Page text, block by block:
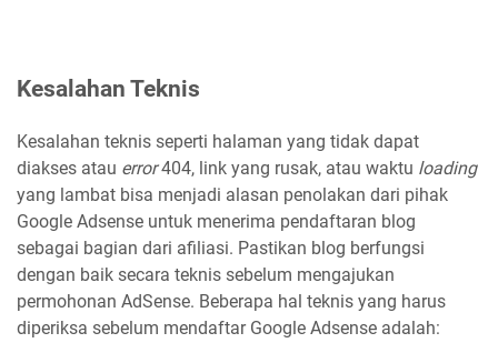
Kesalahan Teknis
Kesalahan teknis seperti halaman yang tidak dapat
diakses atau error404, link yang rusak, atau waktu loading
yang lambat bisa menjadi alasan penolakan dari pihak
Google Adsense untuk menerima pendaftaran blog
sebagai bagian dari afiliasi. Pastikan blog berfungsi
dengan baik secara teknis sebelum mengajukan
permohonan AdSense. Beberapa hal teknis yang harus
diperiksa sebelum mendaftar Google Adsense adalah: